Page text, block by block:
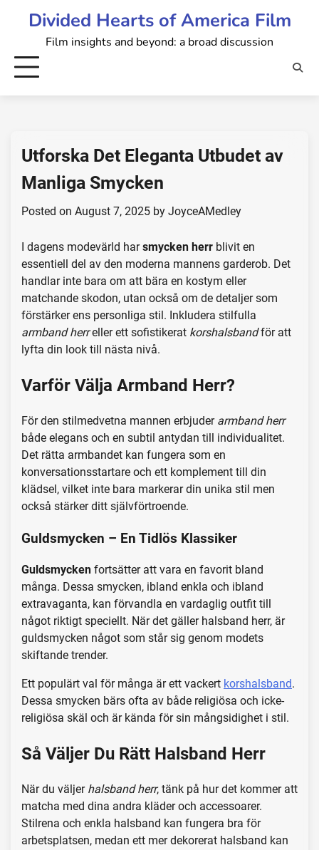
Divided Hearts of America Film
Film insights and beyond: a broad discussion
Utforska Det Eleganta Utbudet av
Manliga Smycken
Posted on August 7, 2025 by JoyceAMedley
I dagens modevärld harsmycken herr blivit en
essentiell del av den moderna mannens garderob. Det
handlar inte bara om att bära en kostym eller
matchande skodon, utan också om de detaljer som
förstärker ens personliga stil. Inkludera stilfulla
armband herreller ett sofistikerat korshalsbandför att
lyfta din look till nästa nivå.
Varför Välja Armband Herr?
För den stilmedvetna mannen erbjuder armband herr
både elegans och en subtil antydan till individualitet.
Det rätta armbandet kan fungera som en
konversationsstartare och ett komplement till din
klädsel, vilket inte bara markerar din unika stil men
också stärker ditt självförtroende.
Guldsmycken – En Tidlös Klassiker
Guldsmycken fortsätter att vara en favorit bland
många. Dessa smycken, ibland enkla och ibland
extravaganta, kan förvandla en vardaglig outfit till
något riktigt speciellt. När det gäller halsband herr, är
guldsmycken något som står sig genom modets
skiftande trender.
Ett populärt val för många är ett vackert korshalsband.
Dessa smycken bärs ofta av både religiösa och icke-
religiösa skäl och är kända för sin mångsidighet i stil.
Så Väljer Du Rätt Halsband Herr
När du väljer halsband herr, tänk på hur det kommer att
matcha med dina andra kläder och accessoarer.
Stilrena och enkla halsband kan fungera bra för
arbetsplatsen, medan ett mer dekorerat halsband kan